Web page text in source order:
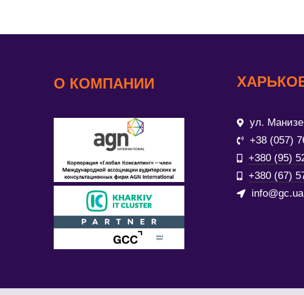
О КОМПАНИИ
ул.
+38 (057)
+380 (95)
+380 (67)
info@gc.ua